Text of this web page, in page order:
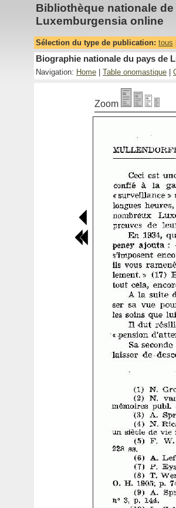
Bibliothèque nationale
Luxemburgensia online
Sélection du type de publication: tous
Biographie nationale du pays de
Navigation: Home Table onomastique
Zoom